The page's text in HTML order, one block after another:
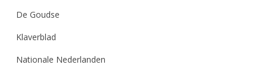
De Goudse
Klaverblad
Nationale Nederlanden